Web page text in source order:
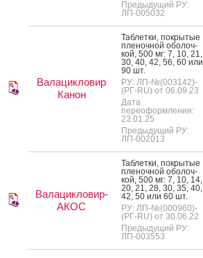
Предыдущий РУ:
ЛП-005032
Валацикловир
Канон
Таб­летки, пок­ры­тые
пле­ноч­ной обо­лоч­
кой, 500 мг: 7, 10, 21,
30, 40, 42, 56, 60 или
90 шт.
РУ: ЛП-№(003142)-
(РГ-RU) от 06.09.23
Дата
переоформления:
23.01.25
Предыдущий РУ:
ЛП-002013
Валацикловир-
АКОС
Таб­летки, пок­ры­тые
пле­ноч­ной обо­лоч­
кой, 500 мг: 7, 10, 14,
20, 21, 28, 30, 35, 40,
42, 50 или 60 шт.
РУ: ЛП-№(000960)-
(РГ-RU) от 30.06.22
Предыдущий РУ:
ЛП-003553